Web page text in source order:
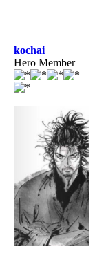
kochai
Hero Member